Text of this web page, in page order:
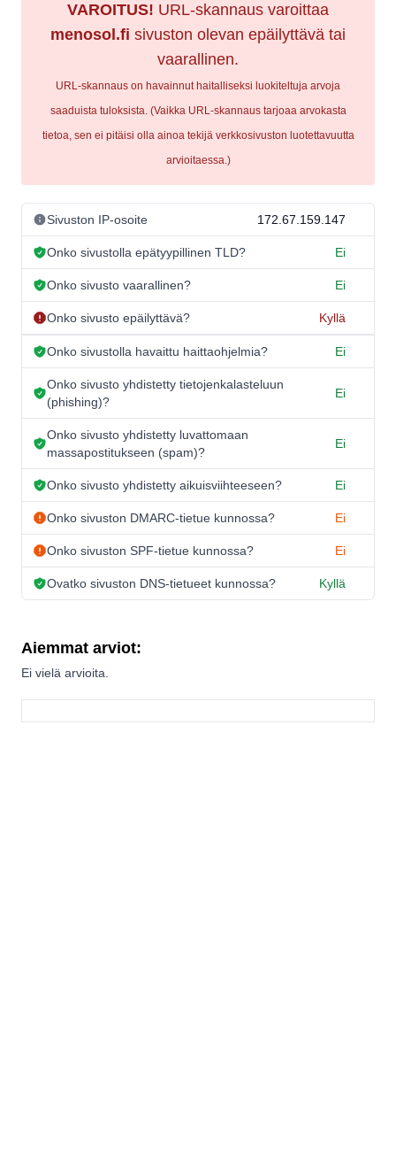
VAROITUS! URL-skannaus varoittaa
menosol.fi sivuston olevan epäilyttävä tai
vaarallinen.
URL-skannaus on havainnut haitalliseksi luokiteltuja arvoja
saaduista tuloksista. (Vaikka URL-skannaus tarjoaa arvokasta
tietoa, sen ei pitäisi olla ainoa tekijä verkkosivuston luotettavuutta
arvioitaessa.)
Sivuston IP-osoite 172.67.159.147
Onko sivustolla epätyypillinen TLD? Ei
Onko sivusto vaarallinen? Ei
Onko sivusto epäilyttävä? Kyllä
Onko sivustolla havaittu haittaohjelmia? Ei
Onko sivusto yhdistetty tietojenkalasteluun
(phishing)?
Ei
Onko sivusto yhdistetty luvattomaan
massapostitukseen (spam)?
Ei
Onko sivusto yhdistetty aikuisviihteeseen? Ei
Onko sivuston DMARC-tietue kunnossa? Ei
Onko sivuston SPF-tietue kunnossa? Ei
Ovatko sivuston DNS-tietueet kunnossa? Kyllä
Aiemmat arviot:
Ei vielä arvioita.